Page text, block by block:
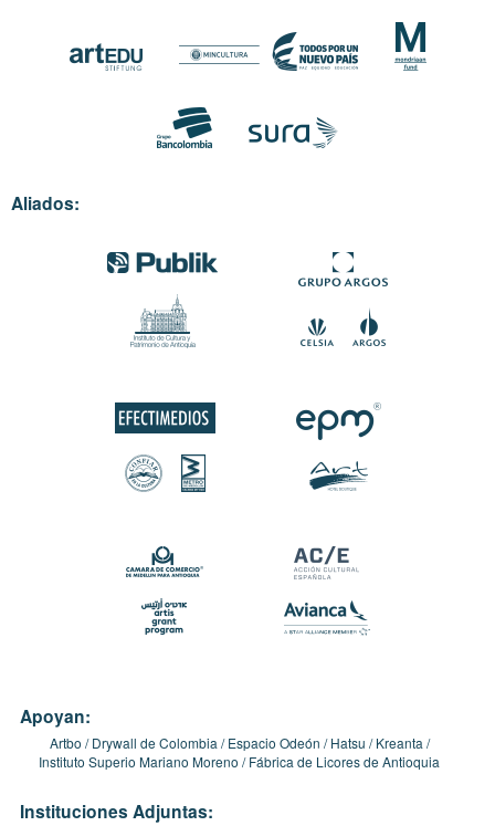
Aliados:
Apoyan:
Artbo Drywall de Colombia Espacio Odeón Hatsu
Kreanta
Instituto Superio Mariano Moreno
Fábrica de Licores de Antioquia
Instituciones Adjuntas: